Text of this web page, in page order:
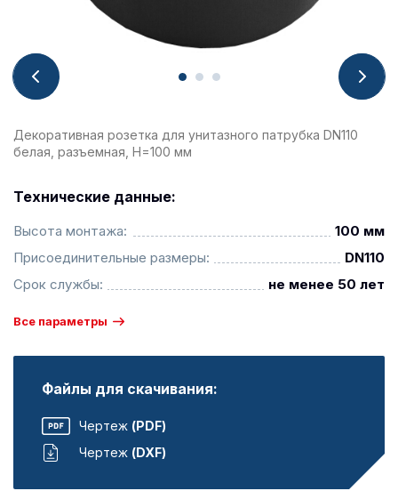
Декоративная розетка для унитазного патрубка DN110
белая, разъемная, H=100 мм
Технические данные:
Высота монтажа:
100 мм
Присоединительные размеры:
DN110
Срок службы:
не менее 50 лет
Все параметры
Файлы для скачивания:
Чертеж (PDF)
Чертеж (DXF)